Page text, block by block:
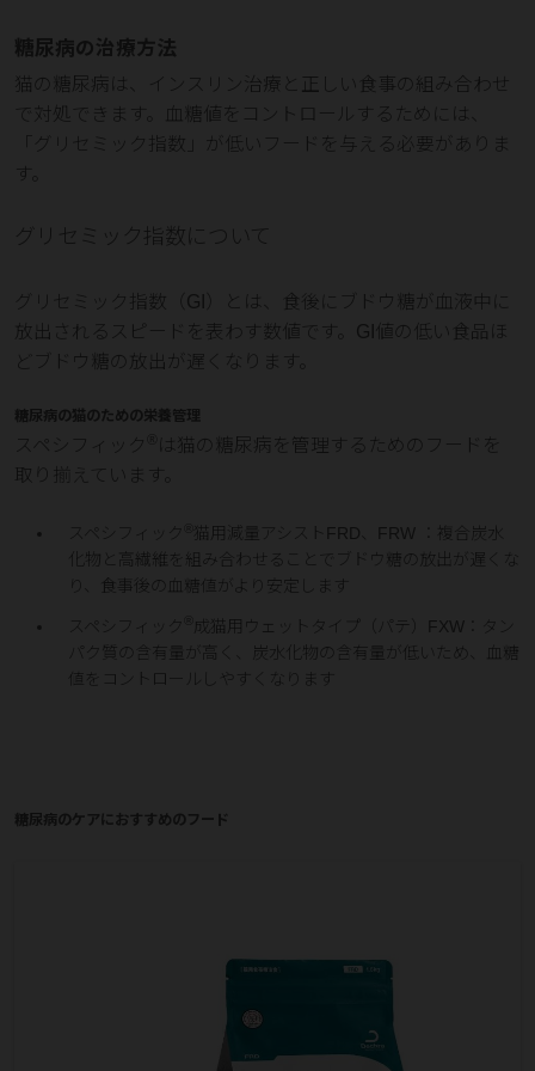
糖尿病の治療方法
猫の糖尿病は、インスリン治療と正しい食事の組み合わせ
で対処できます。血糖値をコントロールするためには、
「グリセミック指数」が低いフードを与える必要がありま
す。
グリセミック指数について
グリセミック指数（GI）とは、食後にブドウ糖が血液中に
放出されるスピードを表わす数値です。GI値の低い食品ほ
どブドウ糖の放出が遅くなります。
糖尿病の猫のための栄養管理
スペシフィック
は猫の糖尿病を管理するためのフードを
取り揃えています。
スペシフィック
猫用減量アシストFRD、FRW ：複合炭水
化物と高繊維を組み合わせることでブドウ糖の放出が遅くな
り、食事後の血糖値がより安定します
スペシフィック
成猫用ウェットタイプ（パテ）FXW：タン
パク質の含有量が高く、炭水化物の含有量が低いため、血糖
値をコントロールしやすくなります
糖尿病のケアにおすすめのフード